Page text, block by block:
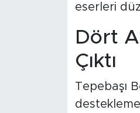
eserleri
Dört
Çıktı
Tepebaşı